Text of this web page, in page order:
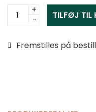
Navnetavle
papirklip
Rummet
TILFØJ TIL
Fremstilles på